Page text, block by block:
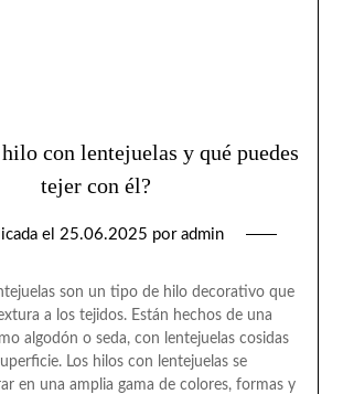
con lentejuelas y qué puedes
tejer con él?
el 25.06.2025 por admin
son un tipo de hilo decorativo que
a los tejidos. Están hechos de una
algodón o seda, con lentejuelas cosidas
Los hilos con lentejuelas se
en una amplia gama de colores, formas y